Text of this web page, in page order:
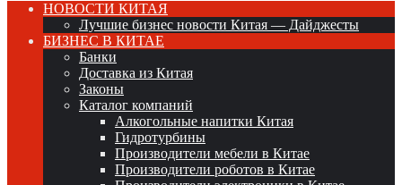
НОВОСТИ КИТАЯ
Лучшие бизнес новости Китая — Дайджесты
БИЗНЕС В КИТАЕ
Банки
Доставка из Китая
Законы
Каталог компаний
Алкогольные напитки Китая
Гидротурбины
Производители мебели в Китае
Производители роботов в Китае